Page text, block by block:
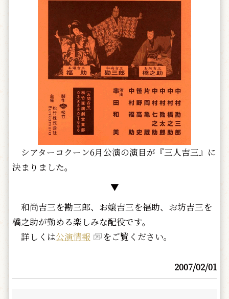
シアターコクーン6月公演の演目が『三人吉三』に
決まりました。
▼
和尚吉三を勘三郎、お嬢吉三を福助、お坊吉三を
橋之助が勤める楽しみな配役です。
詳しくは公演情報 をご覧ください。
2007/02/01